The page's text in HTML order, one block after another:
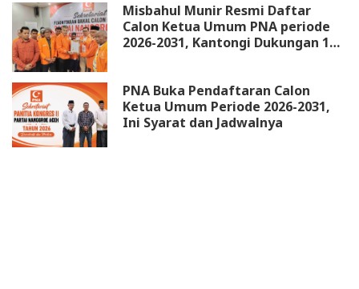
Misbahul Munir Resmi Daftar
Calon Ketua Umum PNA periode
2026-2031, Kantongi Dukungan 18
PNA Buka Pendaftaran Calon
Ketua Umum Periode 2026-2031,
Ini Syarat dan Jadwalnya